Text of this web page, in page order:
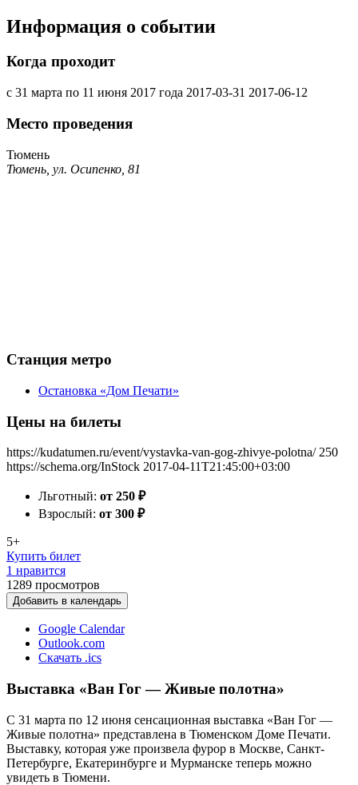
Информация о событии
Когда проходит
с 31 марта по 11 июня 2017 года 2017-03-31 2017-06-12
Место проведения
Тюмень
Тюмень, ул. Осипенко, 81
Станция метро
Остановка «Дом Печати»
Цены на билеты
https://kudatumen.ru/event/vystavka-van-gog-zhivye-polotna/ 250
https://schema.org/InStock 2017-04-11T21:45:00+03:00
Льготный: от 250 ₽
Взрослый: от 300 ₽
5+
Купить билет
1 нравится
1289 просмотров
Добавить в календарь
Google Calendar
Outlook.com
Скачать .ics
Выставка «Ван Гог — Живые полотна»
С 31 марта по 12 июня сенсационная выставка «Ван Гог —
Живые полотна» представлена в Тюменском Доме Печати.
Выставку, которая уже произвела фурор в Москве, Санкт-
Петербурге, Екатеринбурге и Мурманске теперь можно
увидеть в Тюмени.